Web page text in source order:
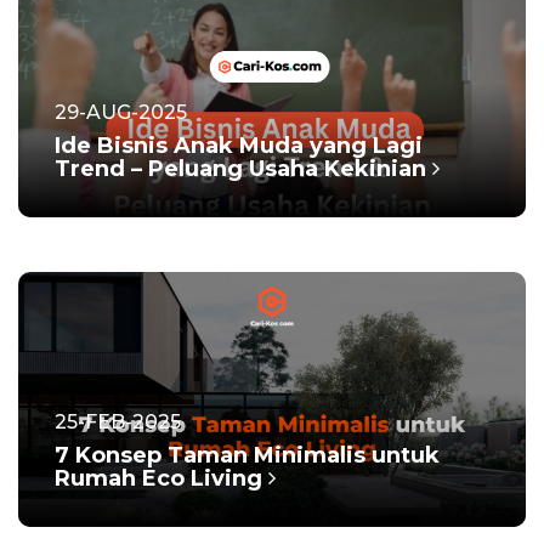
29-AUG-2025
Ide Bisnis Anak Muda yang Lagi
Trend – Peluang Usaha Kekinian
25-FEB-2025
7 Konsep Taman Minimalis untuk
Rumah Eco Living